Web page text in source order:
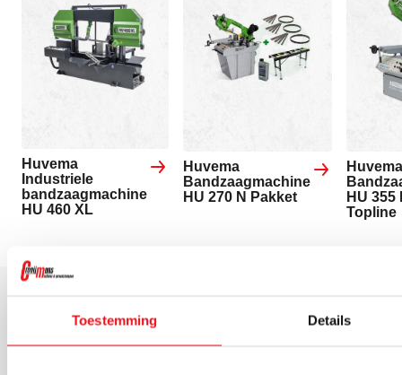
Toestemming Details
Huvema
Industriele
bandzaagmachine
HU 460 XL
Huvema
Bandzaagmachine
HU 270 N Pakket
Huvema
HU 355
Topline